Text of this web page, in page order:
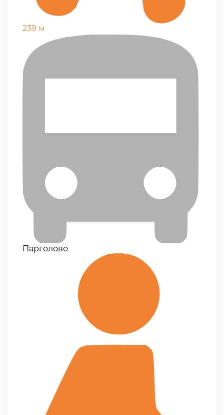
239 м
Парголово